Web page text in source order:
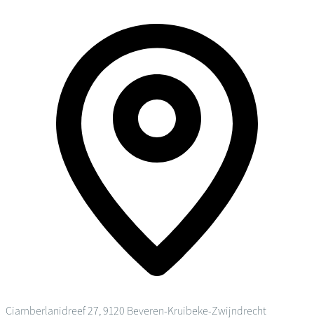
Ciamberlanidreef 27, 9120 Beveren-Kruibeke-Zwijndrecht